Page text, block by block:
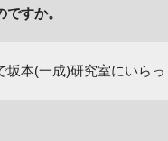
すか。
本(一成)研究室にいら